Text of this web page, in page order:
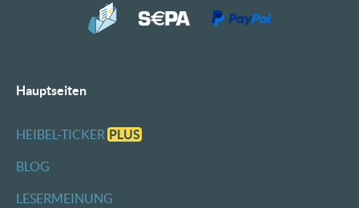
Hauptseiten
HEIBEL-TICKER PLUS
BLOG
LESERMEINUNG